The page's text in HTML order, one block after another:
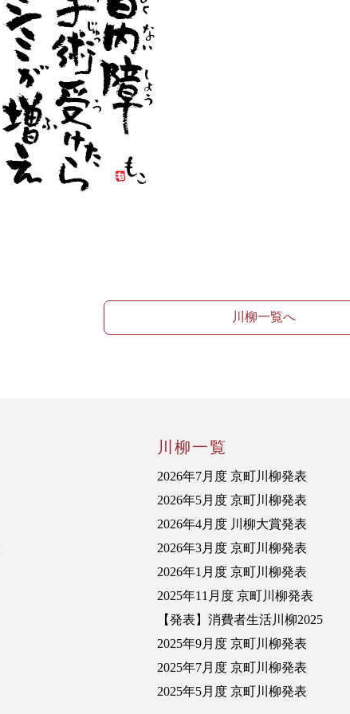
川柳一覧へ
川柳一覧
2026年7月度 京町川柳発表
2026年5月度 京町川柳発表
2026年4月度 川柳大賞発表
2026年3月度 京町川柳発表
2026年1月度 京町川柳発表
2025年11月度 京町川柳発表
【発表】消費者生活川柳2025
2025年9月度 京町川柳発表
2025年7月度 京町川柳発表
2025年5月度 京町川柳発表